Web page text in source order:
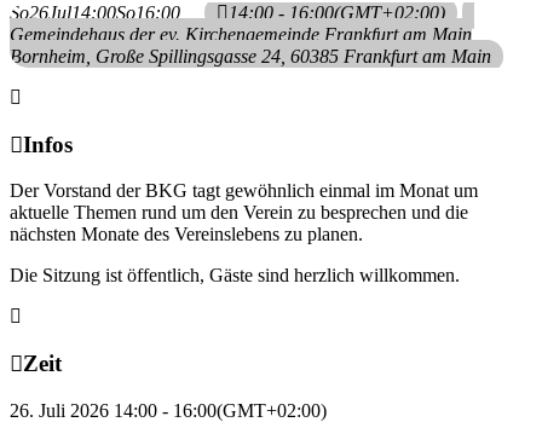
So26Jul14:00So16:00 14:00 - 16:00(GMT+02:00)
Gemeindehaus der ev. Kirchengemeinde Frankfurt am Main
Bornheim , Große Spillingsgasse 24, 60385 Frankfurt am Main
Infos
Der Vorstand der BKG tagt gewöhnlich einmal im Monat um
aktuelle Themen rund um den Verein zu besprechen und die
nächsten Monate des Vereinslebens zu planen.
Die Sitzung ist öffentlich, Gäste sind herzlich willkommen.
Zeit
26. Juli 2026 14:00 - 16:00(GMT+02:00)